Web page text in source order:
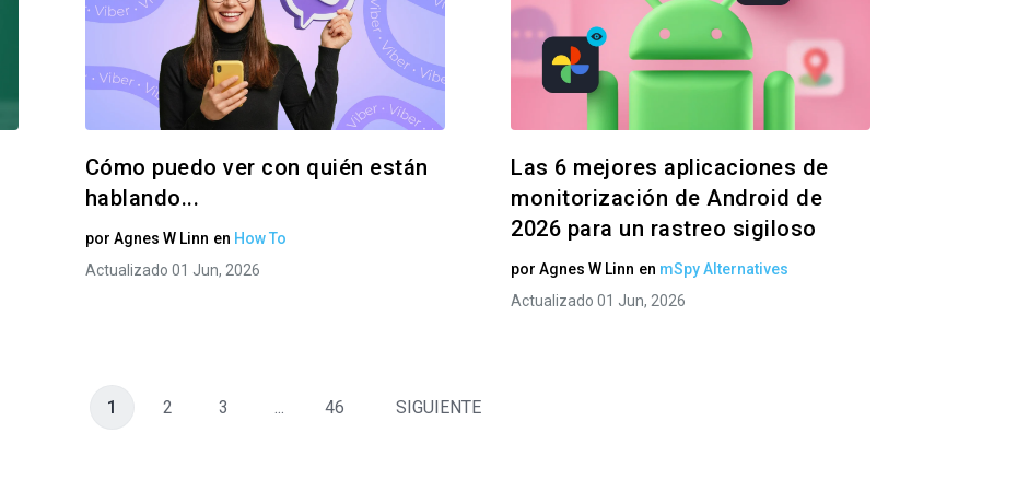
este artículo
Copiar enlace
Comparte este artículo
Twitter Copiar enlace
Cómo puedo ver con quién están
hablando...
por Agnes W Linn en How To
Actualizado 01 Jun, 2026
Las 6 mejores aplicaciones de
monitorización de Android de
2026 para un rastreo sigiloso
porAgnes W Linn en mSpy Alternatives
Actualizado 01 Jun, 2026
1 2 3 ... 46 SIGUIENTE